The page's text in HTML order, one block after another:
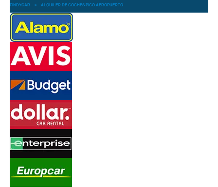
FINDYCAR » ALQUILER DE COCHES PICO AEROPUERTO